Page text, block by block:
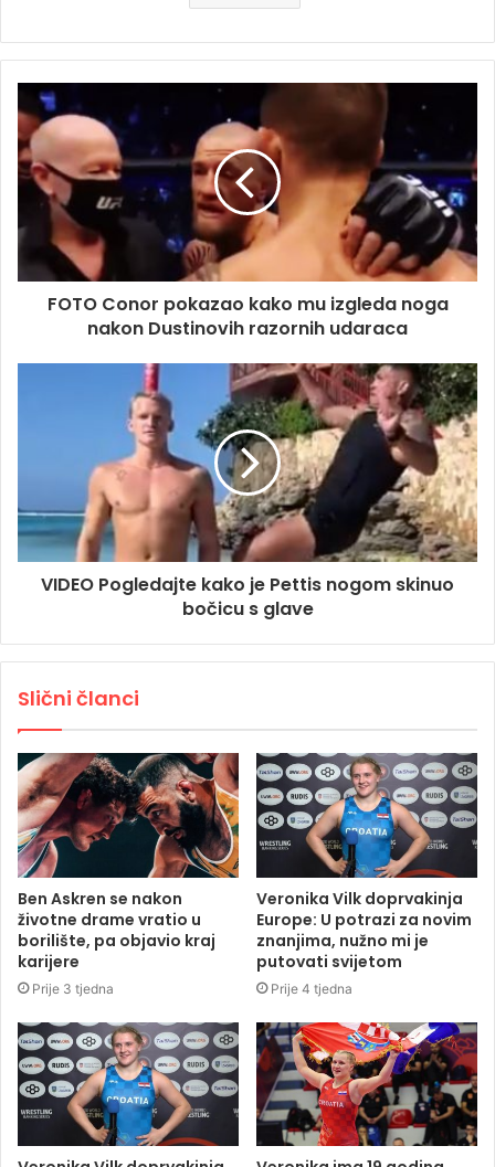
FOTO Conor pokazao kako mu izgleda noga
nakon Dustinovih razornih udaraca
VIDEO Pogledajte kako je Pettis nogom skinuo
bočicu s glave
Slični članci
Ben Askren se nakon
životne drame vratio u
borilište, pa objavio kraj
karijere
Prije 3 tjedna
Veronika Vilk doprvakinja
Europe: U potrazi za novim
znanjima, nužno mi je
putovati svijetom
Prije 4 tjedna